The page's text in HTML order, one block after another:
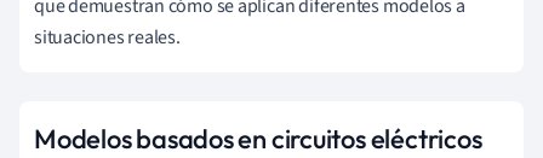
que demuestran cómo se aplican diferentes modelos a
situaciones reales.
Modelos basados en circuitos eléctricos